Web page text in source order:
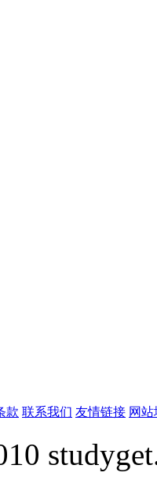
款 联系我们 友情链接 网